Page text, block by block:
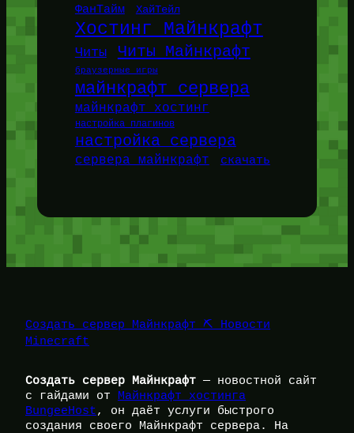
ФанТайм ХайТейл
Хостинг Майнкрафт
Читы Читы Майнкрафт
браузерные игры
майнкрафт сервера
майнкрафт хостинг
настройка плагинов
настройка сервера
сервера майнкрафт скачать
Создать сервер Майнкрафт ⛏️ Новости
Minecraft
Создать сервер Майнкрафт — новостной сайт
с гайдами от
Майнкрафт хостинга
BungeeHost, он даёт услуги быстрого
создания своего Майнкрафт сервера. На